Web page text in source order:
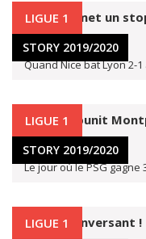
LIGUE 1
STORY 2019/2020
Dolberg met un
4 avr. 2020
Quand Nice bat Lyon 2-
LIGUE 1
STORY 2019/2020
Neymar punit
3 avr. 2020
Le jour où le PSG gagne
LIGUE 1
Un OM renversant !